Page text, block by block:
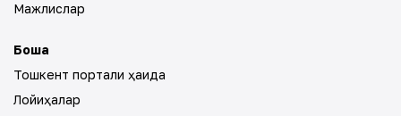
Мажлислар
Бошқа
Тошкент портали ҳақида
Лойиҳалар